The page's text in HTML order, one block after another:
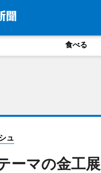
食べる
ュ
ーマの金工